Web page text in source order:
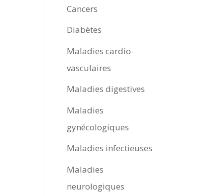
Cancers
Diabètes
Maladies cardio-
vasculaires
Maladies digestives
Maladies
gynécologiques
Maladies infectieuses
Maladies
neurologiques